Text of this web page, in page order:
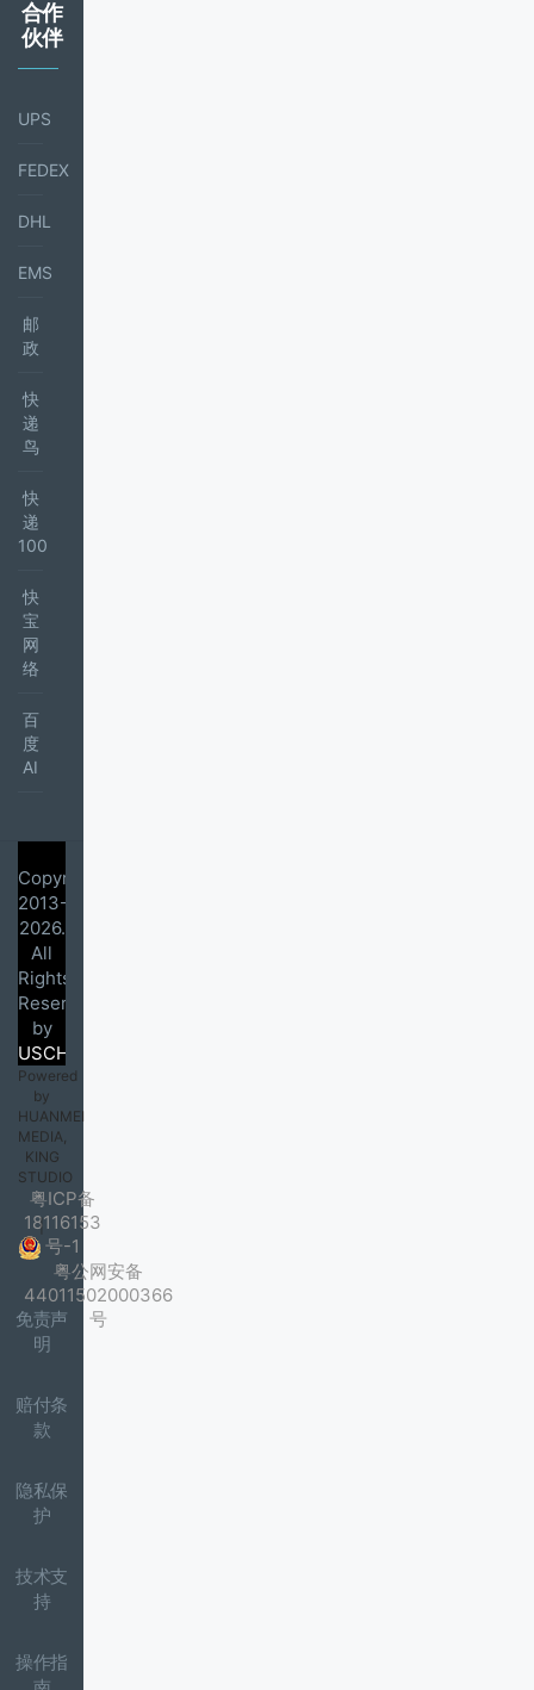
合作
伙伴
UPS
FEDEX
DHL
EMS
邮
政
快
递
鸟
快
递
100
快
宝
网
络
百
度
AI
Copyright
2013-
2026.
All
Rights
Reserved
by
USCHEN.COM
Powered
by
HUANMEI
MEDIA,
KING
STUDIO
粤ICP备
18116153
号-1
|
粤公网安备
44011502000366
号
免责声
明
赔付条
款
隐私保
护
技术支
持
操作指